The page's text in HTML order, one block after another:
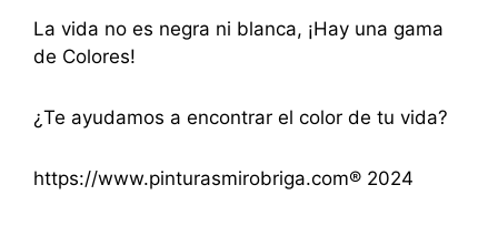
La vida no es negra ni blanca, ¡Hay una gama
de Colores!
¿Te ayudamos a encontrar el color de tu vida?
https://www.pinturasmirobriga.com® 2024